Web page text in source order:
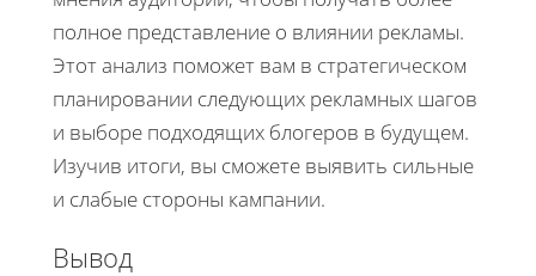
полное представление о влиянии рекламы.
Этот анализ поможет вам в стратегическом
планировании следующих рекламных шагов
и выборе подходящих блогеров в будущем.
Изучив итоги, вы сможете выявить сильные
и слабые стороны кампании.
Вывод